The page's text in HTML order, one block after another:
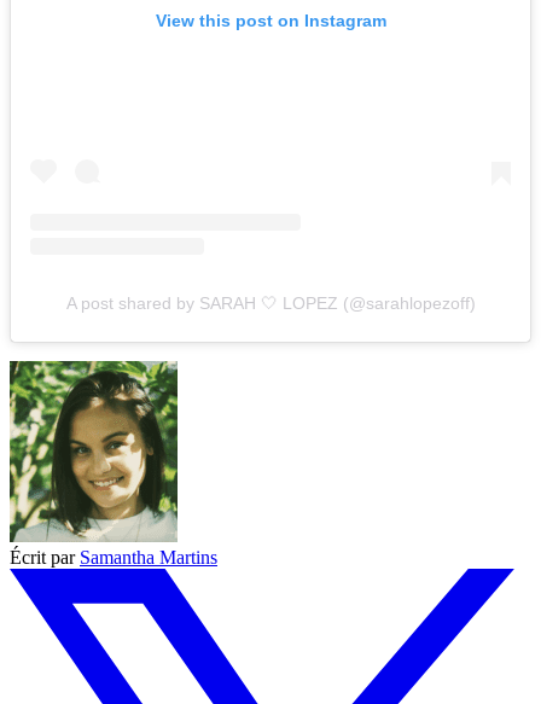
View this post on Instagram
A post shared by SARAH 🤍 LOPEZ (@sarahlopezoff)
Écrit par Samantha Martins